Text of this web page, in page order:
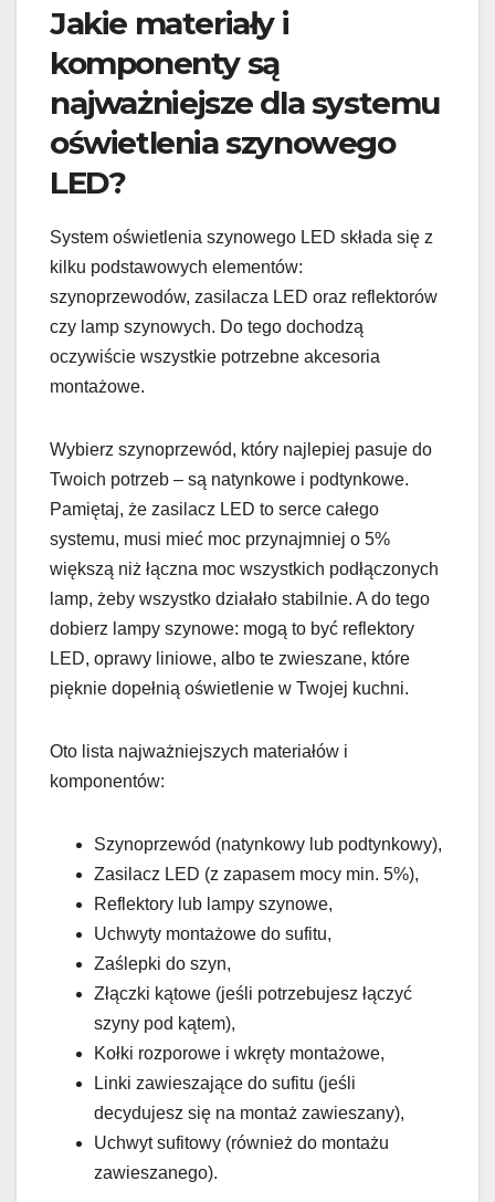
Jakie materiały i
komponenty są
najważniejsze dla systemu
oświetlenia szynowego
LED?
System oświetlenia szynowego LED składa się z
kilku podstawowych elementów:
szynoprzewodów, zasilacza LED oraz reflektorów
czy lamp szynowych. Do tego dochodzą
oczywiście wszystkie potrzebne akcesoria
montażowe.
Wybierz szynoprzewód, który najlepiej pasuje do
Twoich potrzeb – są natynkowe i podtynkowe.
Pamiętaj, że zasilacz LED to serce całego
systemu, musi mieć moc przynajmniej o 5%
większą niż łączna moc wszystkich podłączonych
lamp, żeby wszystko działało stabilnie. A do tego
dobierz lampy szynowe: mogą to być reflektory
LED, oprawy liniowe, albo te zwieszane, które
pięknie dopełnią oświetlenie w Twojej kuchni.
Oto lista najważniejszych materiałów i
komponentów:
Szynoprzewód (natynkowy lub podtynkowy),
Zasilacz LED (z zapasem mocy min. 5%),
Reflektory lub lampy szynowe,
Uchwyty montażowe do sufitu,
Zaślepki do szyn,
Złączki kątowe (jeśli potrzebujesz łączyć
szyny pod kątem),
Kołki rozporowe i wkręty montażowe,
Linki zawieszające do sufitu (jeśli
decydujesz się na montaż zawieszany),
Uchwyt sufitowy (również do montażu
zawieszanego).